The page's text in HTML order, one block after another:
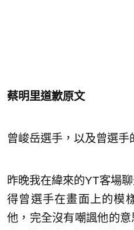
蔡明里道歉原文
曾峻岳選手，以及曾選手
昨晚我在緯來的YT客場
得曾選手在畫面上的模
他，完全沒有嘲諷他的